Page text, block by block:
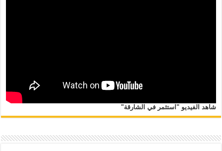
شاهد الفيديو "استثمر في الشارقة"